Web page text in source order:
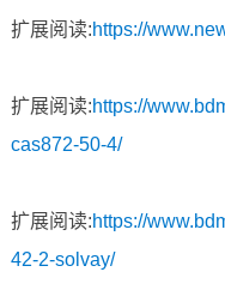
扩展阅读:https://
扩展阅读:https://
cas872-50-4/
扩展阅读:https://
42-2-solvay/